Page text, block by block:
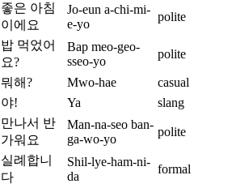
좋은 아침
이에요
Jo-eun a-chi-mi-
e-yo
polite
밥 먹었어
요?
Bap meo-geo-
sseo-yo
polite
뭐해? Mwo-hae
casual
야! Ya
slang
만나서 반
가워요
Man-na-seo ban-
ga-wo-yo
polite
실례합니
다
Shil-lye-ham-ni-
da
formal